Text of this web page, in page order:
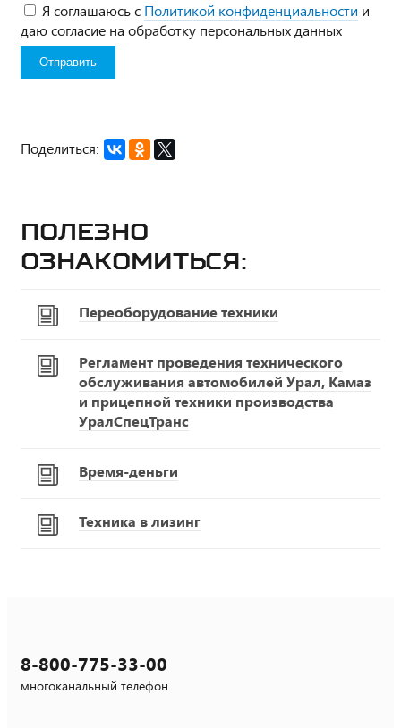
Я соглашаюсь с Политикой конфиденциальности и
даю согласие на обработку персональных данных
Поделиться:
Полезно
ознакомиться:
Переоборудование техники
Регламент проведения технического
обслуживания автомобилей Урал, Камаз
и прицепной техники производства
УралСпецТранс
Время-деньги
Техника в лизинг
8-800-775-33-00
многоканальный телефон